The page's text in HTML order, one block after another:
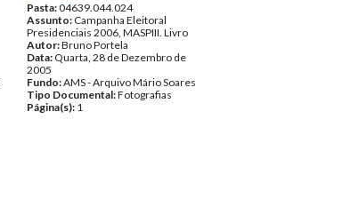
Pasta:04639.044.024
Assunto: Campanha Eleitoral
Presidenciais 2006, MASPIII. Livro
Autor:Bruno Portela
Data: Quarta, 28 de Dezembro de
2005
Fundo:AMS - Arquivo Mário Soares
Tipo Documental:Fotografias
Página(s): 1